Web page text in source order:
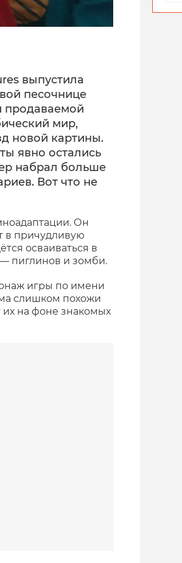
выпустила
песочнице
продаваемой
мир,
новой картины.
явно остались
набрал больше
Вот что не
Он
в причудливую
осваиваться в
пиглинов и зомби.
игры по имени
слишком похожи
на фоне знакомых